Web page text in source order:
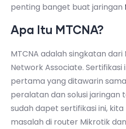
penting banget buat jaringan
Apa Itu MTCNA?
MTCNA adalah singkatan
Network Associate. Sertifikasi
pertama yang ditawarin
peralatan dan solusi jaringan
sudah dapet sertifikasi ini, kita
masalah di router Mikrotik